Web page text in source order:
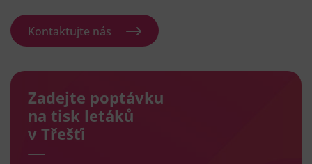
Kontaktujte nás
Zadejte poptávku
na tisk letáků
v Třešťi